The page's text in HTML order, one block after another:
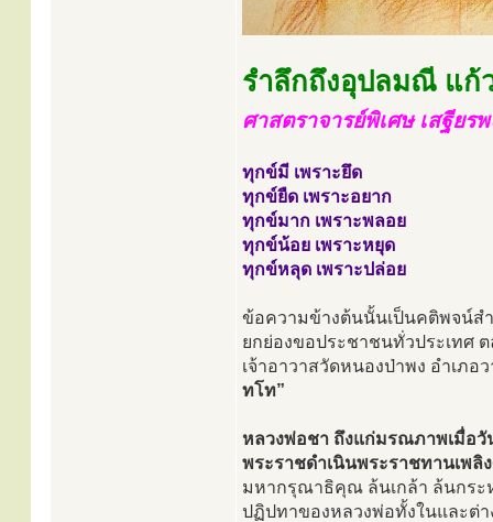
รำลึกถึงอุปลมณี แก้
ศาสตราจารย์พิเศษ เสฐียร
ทุกข์มี เพราะยึด
ทุกข์ยืด เพราะอยาก
ทุกข์มาก เพราะพลอย
ทุกข์น้อย เพราะหยุด
ทุกข์หลุด เพราะปล่อย
ข้อความข้างต้นนั้นเป็นคติพจน์ส
ยกย่องขอประชาชนทั่วประเทศ
เจ้าอาวาสวัดหนองป่าพง อำเภ
ทโท”
หลวงพ่อชา ถึงแก่มรณภาพเมื่อวั
พระราชดำเนินพระราชทานเพลิ
มหากรุณาธิคุณ ล้นเกล้า ล้นกระ
ปฏิปทาของหลวงพ่อทั้งในและต่า